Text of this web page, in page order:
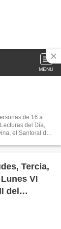
MENU
de 16 a
del Día,
el Santoral del
Tercia,
VI
del